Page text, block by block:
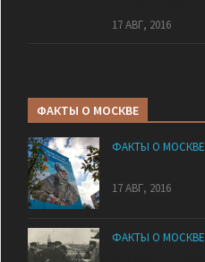
17 АВГ, 2016
ФАКТЫ О МОСКВЕ
ФАКТЫ О МОСКВЕ
17 АВГ, 2016
ФАКТЫ О МОСКВЕ